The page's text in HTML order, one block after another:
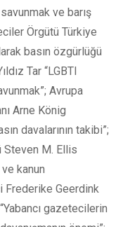
ve barış
Örgütü Türkiye
basın özgürlüğü
Tar “LGBTI
Avrupa
Arne König
davalarının takibi”;
Steven M. Ellis
ve kanun
Geerdink
gazetecilerin